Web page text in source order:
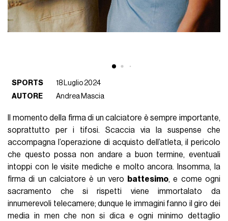
SPORTS
18 Luglio 2024
AUTORE
Andrea Mascia
Il momento della firma di un calciatore è sempre importante,
soprattutto per i tifosi. Scaccia via la suspense che
accompagna l’operazione di acquisto dell’atleta, il pericolo
che questo possa non andare a buon termine, eventuali
intoppi con le visite mediche e molto ancora. Insomma, la
firma di un calciatore è un vero
battesimo, e come ogni
sacramento che si rispetti viene immortalato da
innumerevoli telecamere; dunque le immagini fanno il giro dei
media in men che non si dica e ogni minimo dettaglio